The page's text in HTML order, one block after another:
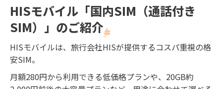
HISモバイル「国内SIM（通話付き
SIM）」のご紹介
HISモバイルは、旅行会社HISが提供するコスパ重視の格
安SIM。
月額280円から利用できる低価格プランや、20GB約